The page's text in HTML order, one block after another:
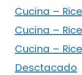
Cucina –
Cucina –
Cucina –
Desctacado